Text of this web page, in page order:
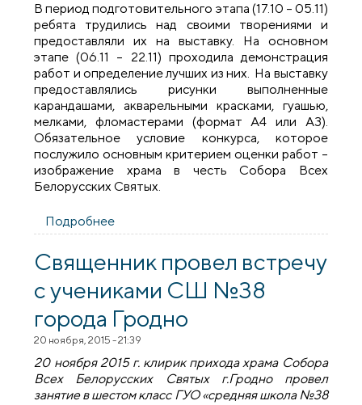
В период подготовительного этапа (17.10 – 05.11)
ребята трудились над своими творениями и
предоставляли их на выставку. На основном
этапе (06.11 – 22.11) проходила демонстрация
работ и определение лучших из них. На выставку
предоставлялись рисунки выполненные
карандашами, акварельными красками, гуашью,
мелками, фломастерами (формат А4 или А3).
Обязательное условие конкурса, которое
послужило основным критерием оценки работ –
изображение храма в честь Собора Всех
Белорусских Святых.
Подробнее
Белорусских Святых города Гродно
храм»
Священник провел встречу
с учениками СШ №38
города Гродно
20 ноября, 2015 - 21:39
20 ноября 2015 г. клирик прихода храма Собора
Всех Белорусских Святых г.Гродно провел
занятие в шестом класс ГУО «средняя школа №38